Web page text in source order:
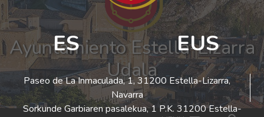
ES EUS
Paseo de La Inmaculada, 1, 31200 Estella-Lizarra,
Navarra
Sorkunde Garbiaren pasalekua, 1 P.K. 31200 Estella-
Ayuntamiento Estella-Lizarra
Udala